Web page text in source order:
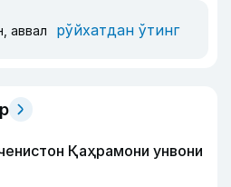
аввал рўйхатдан ўтинг
Қаҳрамони унвони